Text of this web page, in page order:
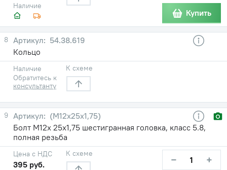
Наличие
Купить
8
54.38.619
Кольцо
Наличие
Обратитесь к
консультанту
К схеме
9
(М12х25х1,75)
Болт М12х 25х1,75 шестигранная головка, класс 5.8,
полная резьба
Цена с НДС
395 руб.
К схеме − +